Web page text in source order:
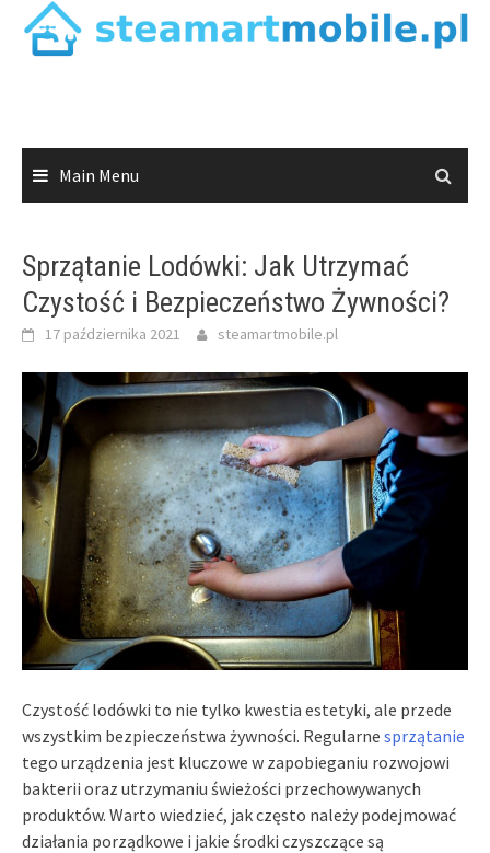
Main Menu
Sprzątanie Lodówki: Jak Utrzymać
Czystość i Bezpieczeństwo Żywności?
17 października 2021 steamartmobile.pl
Czystość lodówki to nie tylko kwestia estetyki, ale przede
wszystkim bezpieczeństwa żywności. Regularne sprzątanie
tego urządzenia jest kluczowe w zapobieganiu rozwojowi
bakterii oraz utrzymaniu świeżości przechowywanych
produktów. Warto wiedzieć, jak często należy podejmować
działania porządkowe i jakie środki czyszczące są